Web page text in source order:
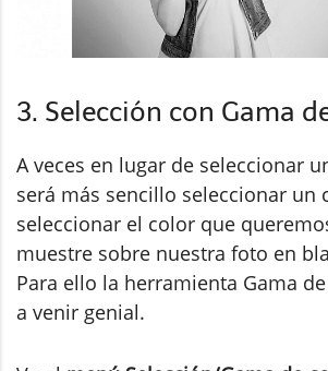
3. Selección con Gama
A veces en lugar de seleccionar
será más sencillo seleccionar un
seleccionar el color que
muestre sobre nuestra foto en
Para ello la herramienta Gama
a venir genial.